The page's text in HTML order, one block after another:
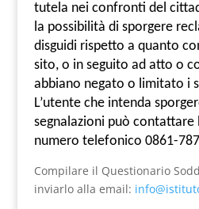
tutela nei confronti del
la possibilità di sporgere
disguidi rispetto a quanto
sito, o in seguito ad atto o
abbiano negato o limitato i
L’utente che intenda
segnalazioni può contattare
numero telefonico 0861-
Compilare il Questionario
inviarlo alla email: